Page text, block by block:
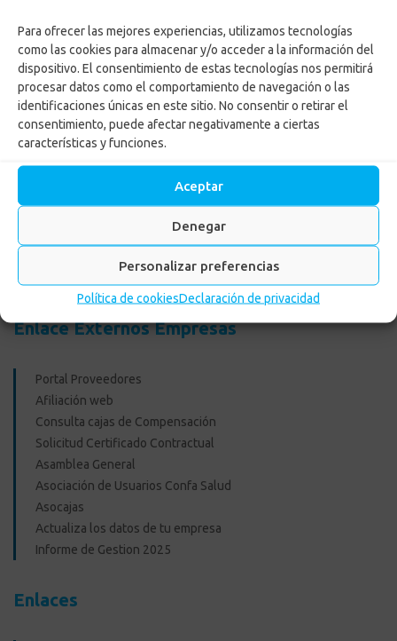
Para ofrecer las mejores experiencias, utilizamos tecnologías
como las cookies para almacenar y/o acceder a la información del
dispositivo. El consentimiento de estas tecnologías nos permitirá
procesar datos como el comportamiento de navegación o las
identificaciones únicas en este sitio. No consentir o retirar el
consentimiento, puede afectar negativamente a ciertas
características y funciones.
Aceptar
Denegar
Personalizar preferencias
Política de cookiesDeclaración de privacidad
PQRSF: tu opinión es importante
Asopagos
Trabaja con nosotros
Agencia de Gestión y Colocación de Empleo
Política tratamiento de datos
Aviso de Privacidad
Cumplimiento normas y recomendaciones para uso de Centros
Autorización tratamiento y uso de datos menores
Enlace Externos Empresas
Portal Proveedores
Afiliación web
Consulta cajas de Compensación
Solicitud Certificado Contractual
Asamblea General
Asociación de Usuarios Confa Salud
Asocajas
Actualiza los datos de tu empresa
Informe de Gestion 2025
Enlaces